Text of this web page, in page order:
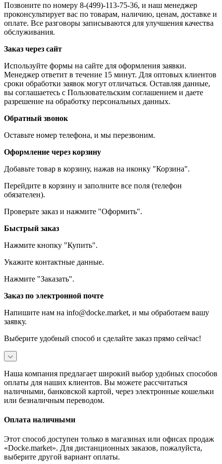
Позвоните по номеру 8-(499)-113-75-36, и наш менеджер
проконсультирует вас по товарам, наличию, ценам, доставке и
оплате. Все разговоры записываются для улучшения качества
обслуживания.
Заказ через сайт
Используйте формы на сайте для оформления заявки.
Менеджер ответит в течение 15 минут. Для оптовых клиентов
сроки обработки заявок могут отличаться. Оставляя данные,
вы соглашаетесь с Пользовательским соглашением и даете
разрешение на обработку персональных данных.
Обратный звонок
Оставьте номер телефона, и мы перезвоним.
Оформление через корзину
Добавьте товар в корзину, нажав на иконку "Корзина".
Перейдите в корзину и заполните все поля (телефон
обязателен).
Проверьте заказ и нажмите "Оформить".
Быстрый заказ
Нажмите кнопку "Купить".
Укажите контактные данные.
Нажмите "Заказать".
Заказ по электронной почте
Напишите нам на info@docke.market, и мы обработаем вашу
заявку.
Выберите удобный способ и сделайте заказ прямо сейчас!
Наша компания предлагает широкий выбор удобных способов
оплаты для наших клиентов. Вы можете рассчитаться
наличными, банковской картой, через электронные кошельки
или безналичным переводом.
Оплата наличными
Этот способ доступен только в магазинах или офисах продаж
«Docke.market». Для дистанционных заказов, пожалуйста,
выберите другой вариант оплаты.